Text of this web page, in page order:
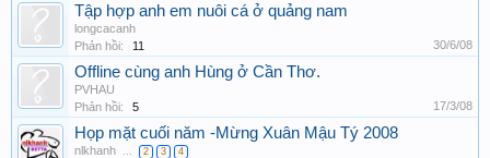
Tập hợp anh em nuôi cá ở quảng nam
longcacanh
Phản hồi:
11 30/6/08
Offline cùng anh Hùng ở Cần Thơ.
PVHAU
Phản hồi:
5 17/3/08
Họp mặt cuối năm -Mừng Xuân Mậu Tý 2008
nlkhanh 2 3 4